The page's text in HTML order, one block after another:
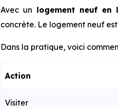
Avec un logement neuf en
concrète. Le logement neuf
Dans la pratique, voici
Action
Visiter